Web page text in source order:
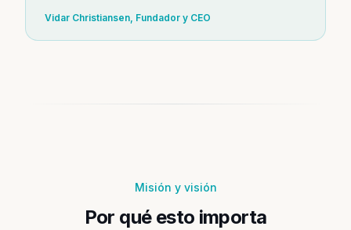
Vidar Christiansen, Fundador y CEO
Misión y visión
Por qué esto importa